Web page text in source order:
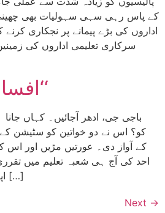
کے پاس رہی سہی سہولیات بھی
اداروں کی بڑے پیمانے پر نجکاری کرنے
سرکاری تعلیمی اداروں کی
افسانہ: ’’پروفیسر‘‘
کو؟ اس نے دو خواتین کو سٹیشن کے
کے آواز دی۔ عورتیں مڑیں اور
احد کی آج ہی شعبہ تعلیم میں
اپنے گھریلوکام نبٹاتا رہا اور […]
Next →